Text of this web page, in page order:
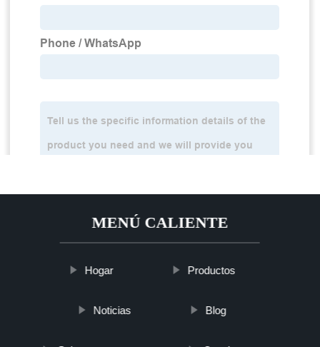
MENÚ CALIENTE
Hogar Productos
Noticias Blog